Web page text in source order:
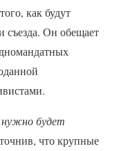
как будут
съезда. Он обещает
будет
что крупные